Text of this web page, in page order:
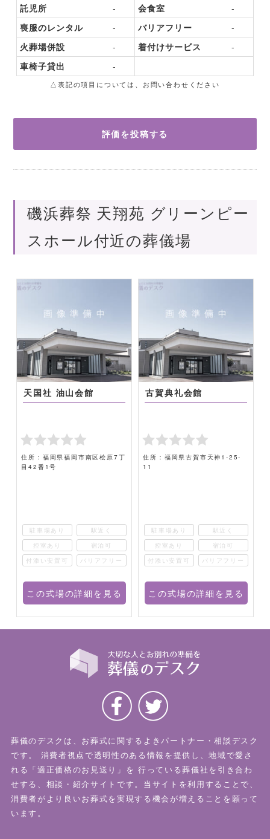
託児所
- 会食室
-
喪服のレンタル
- バリアフリー
-
火葬場併設
- 着付けサービス
-
車椅子貸出
-
△表記の項目については、お問い合わせください
評価を投稿する
磯浜葬祭 天翔苑 グリーンピー
スホール付近の葬儀場
天国社 油山会館
住所：福岡県福岡市南区桧原7丁
目42番1号
駐車場あり
駅近く
控室あり
宿泊可
付添い安置可
バリアフリー
この式場の詳細を見る
古賀典礼会館
住所：福岡県古賀市天神1-25-
11
駐車場あり
駅近く
控室あり
宿泊可
付添い安置可
バリアフリー
この式場の詳細を見る
葬儀のデスクは、お葬式に関するよきパートナー・相談デスク
です。
消費者視点で透明性のある情報を提供し、地域で愛さ
れる「適正価格のお見送り」を 行っている葬儀社を引き合わ
せする、相談・紹介サイトです。当サイトを利用することで、
消費者がより良いお葬式を実現する機会が増えることを願って
います。